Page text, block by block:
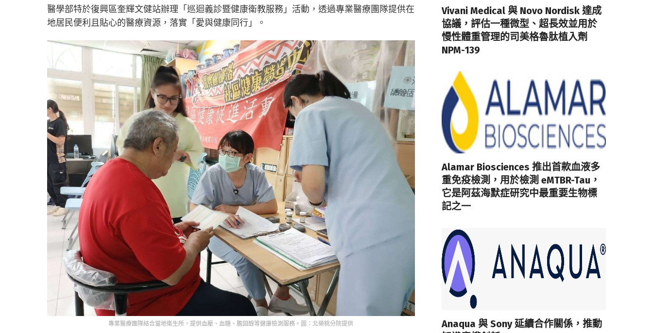
醫學部特於復興區奎輝文健站辦理「巡迴義診暨健康衛教服務」活動，透過專業醫療團隊提供在
地居民便利且貼心的醫療資源，落實「愛與健康同行」。
專業醫療團隊結合當地衛生所，提供血壓、血糖、膽固醇等健康檢測服務。圖：北榮桃分院提供
Vivani Medical 與 Novo Nordisk 達成
協議，評估一種微型、超長效並用於
慢性體重管理的司美格魯肽植入劑
NPM-139
Alamar Biosciences 推出首款血液多
重免疫檢測，用於檢測 eMTBR-Tau，
它是阿茲海默症研究中最重要生物標
記之一
Anaqua 與 Sony 延續合作關係，推動